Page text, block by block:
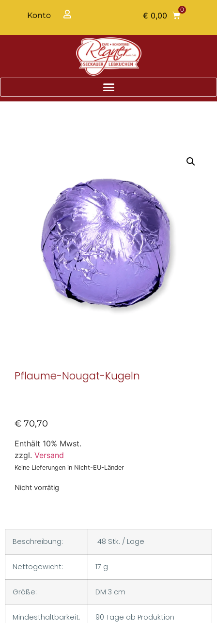
Konto € 0,00
0
Pflaume-Nougat-Kugeln
€ 70,70
Enthält 10% Mwst.
zzgl. Versand
Keine Lieferungen in Nicht-EU-Länder
Nicht vorrätig
Beschreibung: 48 Stk. / Lage
Nettogewicht: 17 g
Größe: DM 3 cm
Mindesthaltbarkeit: 90 Tage ab Produktion